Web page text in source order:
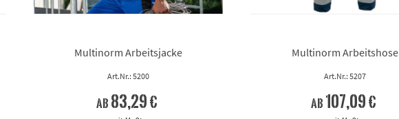
Multinorm Arbeitsjacke
Art.Nr.: 5200
ab 83,29 €
Multinorm Arbeitshose
Art.Nr.: 5207
ab 107,09 €